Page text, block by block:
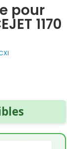
pour
1170